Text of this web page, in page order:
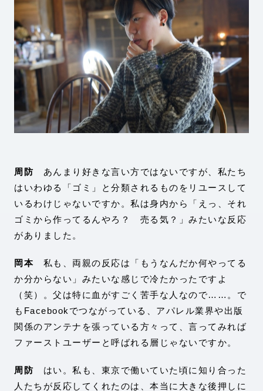
周防 あんまり好きな言い方ではないですが、私たち
はいわゆる「ゴミ」と分類されるものをリユースして
いるわけじゃないですか。私は身内から「えっ、それ
ゴミから作ってるんやろ？ 売る気？」みたいな反応
がありました。
岡本 私も、両親の反応は「もうなんだか何やってる
か分からない」みたいな感じで冷たかったですよ
（笑）。父は特に血がすごく苦手な人なので……。で
もFacebookでつながっている、アパレル業界や出版
関係のアンテナを張っている方々って、言ってみれば
ファーストユーザーと呼ばれる層じゃないですか。
周防 はい。私も、東京で働いていた頃に知り合った
人たちが反応してくれたのは、本当に大きな後押しに